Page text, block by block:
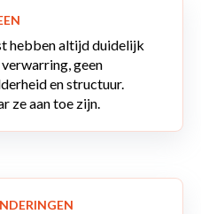
hebben altijd duidelijk
geen
en structuur.
ze aan toe zijn.